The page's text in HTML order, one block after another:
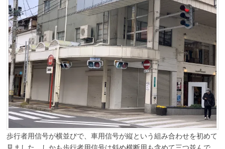
歩行者用信号が横並びで、車用信号が縦という組み合わせを初めて